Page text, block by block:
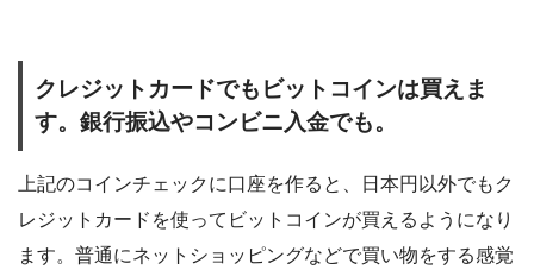
クレジットカードでもビットコインは買えま
す。銀行振込やコンビニ入金でも。
上記のコインチェックに口座を作ると、日本円以外でもク
レジットカードを使ってビットコインが買えるようになり
ます。普通にネットショッピングなどで買い物をする感覚